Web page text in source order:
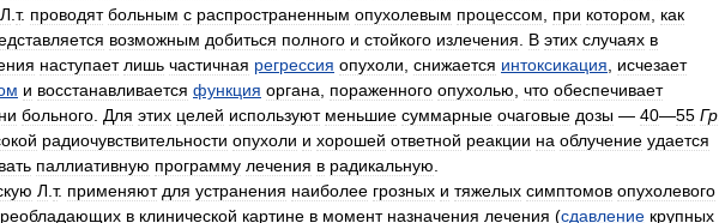
Л т. проводят больным с распространенным опухолевым процессом при котором
как
возможным добиться полного и стойкого излечения В этих случаях в
наступает лишь частичная регрессия опухоли снижается интоксикация
исчезает
и восстанавливается функция органа пораженного опухолью что обеспечивает
больного Для этих целей используют меньшие суммарные очаговые дозы — 40—55 Гр
радиочувствительности опухоли и хорошей ответной реакции на облучение удается
паллиативную программу лечения в радикальную
Л т. применяют для устранения наиболее грозных и тяжелых симптомов опухолевого
в клинической картине в момент назначения лечения (сдавление крупных